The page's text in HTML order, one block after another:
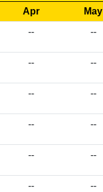
Apr May
-- --
-- --
-- --
-- --
-- --
-- --